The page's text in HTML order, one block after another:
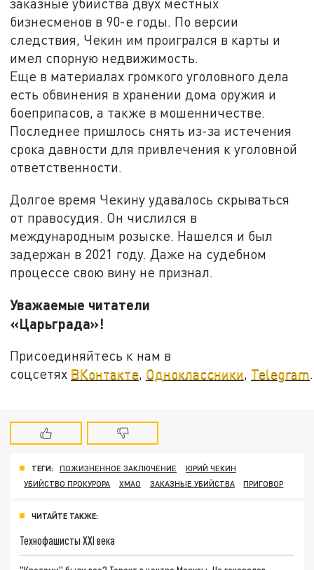
заказные убийства двух местных
бизнесменов в 90-е годы. По версии
следствия, Чекин им проигрался в карты и
имел спорную недвижимость.
Еще в материалах громкого уголовного дела
есть обвинения в хранении дома оружия и
боеприпасов, а также в мошенничестве.
Последнее пришлось снять из-за истечения
срока давности для привлечения к уголовной
ответственности.
Долгое время Чекину удавалось скрываться
от правосудия. Он числился в
международным розыске. Нашелся и был
задержан в 2021 году. Даже на судебном
процессе свою вину не признал.
Уважаемые читатели
«Царьграда»!
Присоединяйтесь к нам в
соцсетях ВКонтакте, Одноклассники, Telegram.
ТЕГИ: ПОЖИЗНЕННОЕ ЗАКЛЮЧЕНИЕ
ЮРИЙ ЧЕКИН
УБИЙСТВО ПРОКУРОРА
ХМАО ЗАКАЗНЫЕ УБИЙСТВА ПРИГОВОР
ЧИТАЙТЕ ТАКЖЕ:
Технофашисты XXI века